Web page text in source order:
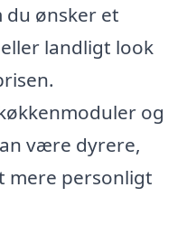
du ønsker et
landligt look
og
være dyrere,
mere personligt